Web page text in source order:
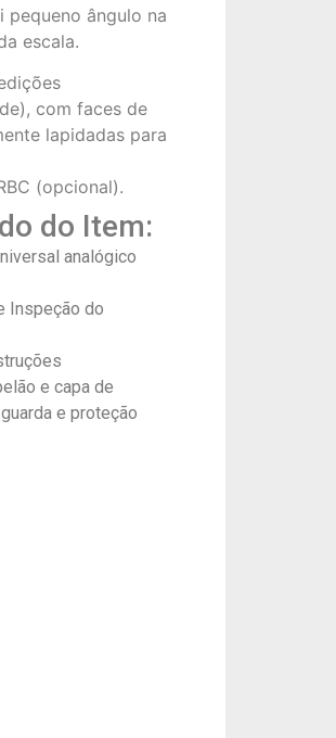
pequeno ângulo na
escala.
com faces de
lapidadas para
(opcional).
do Item:
analógico
Inspeção do
e capa de
e proteção